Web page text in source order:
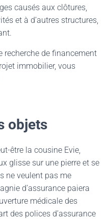
causés aux clôtures,
et à d’autres structures,
recherche de financement
immobilier, vous
objets
être la cousine Evie,
glisse sur une pierre et se
ne veulent pas me
d’assurance paiera
médicale des
des polices d’assurance